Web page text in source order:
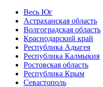
Весь Юг
Астраханская область
Волгоградская область
Краснодарский край
Республика Адыгея
Республика Калмыкия
Ростовская область
Республика Крым
Севастополь